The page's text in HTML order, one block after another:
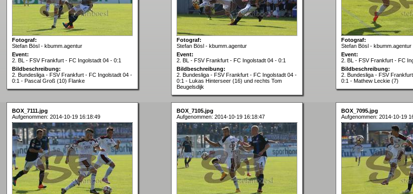
Fotograf:
Stefan Bösl - kbumm.agentur
Event:
2. BL - FSV Frankfurt - FC Ingolstadt 04 - 0:1
Bildbeschreibung:
2. Bundesliga - FSV Frankfurt - FC Ingolstadt 04 -
0:1 - Pascal Groß (10) Flanke
Fotograf:
Stefan Bösl - kbumm.agentur
Event:
2. BL - FSV Frankfurt - FC Ingolstadt 04 - 0:1
Bildbeschreibung:
2. Bundesliga - FSV Frankfurt - FC Ingolstadt 04 -
0:1 - Lukas Hinterseer (16) und rechts Tom
Beugelsdijk
Fotograf:
Stefan Bösl - kbumm.agentur
Event:
2. BL - FSV Frankfurt - FC
Bildbeschreibung:
2. Bundesliga - FSV
0:1 - Mathew Leckie (7)
BOX_7111.jpg
Aufgenommen: 2014-10-19 16:18:49
BOX_7105.jpg
Aufgenommen: 2014-10-19 16:18:47
BOX_7095.jpg
Aufgenommen: 2014-10-19